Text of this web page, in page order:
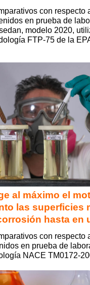
con respecto
en prueba de
modelo 2020,
FTP-75 de la
al máximo el
las superficies
hasta en
con respecto
en prueba de
NACE TM0172-